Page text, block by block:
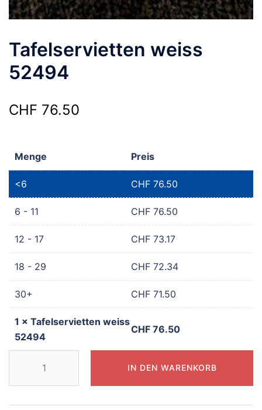
Tafelservietten weiss
52494
CHF 76.50
Menge Preis
<6 CHF 76.50
6 - 11 CHF 76.50
12 - 17 CHF 73.17
18 - 29 CHF 72.34
30+ CHF 71.50
1 × Tafelservietten weiss
52494
CHF 76.50
52494
Menge
IN DEN WARENKORB